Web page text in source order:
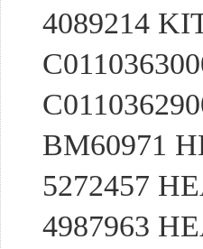
4089214
BM60971
5272457
4987963